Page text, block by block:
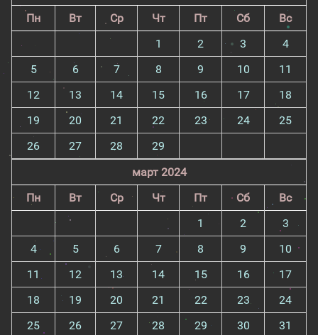
Пн
Вт Ср Чт Пт Сб
Вс
1
2 3
4
5
6 7 8 9 10
11
12
13 14 15 16 17
18
19
20 21 22 23 24
25
26
27 28
29
март 2024
Пн
Вт Ср Чт Пт Сб
Вс
1
2
3
4
5 6 7 8 9
10
11
12 13 14 15 16
17
18
19 20 21 22 23
24
25
26 27 28 29 30
31